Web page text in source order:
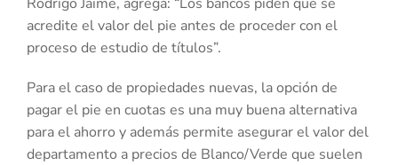
acredite el valor del pie antes de proceder con el
proceso de estudio de títulos”.
Para el caso de propiedades nuevas, la opción de
pagar el pie en cuotas es una muy buena alternativa
para el ahorro y además permite asegurar el valor del
departamento a precios de Blanco/Verde que suelen